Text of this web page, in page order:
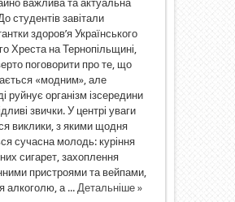
важлива та актуальна
студентів завітали
здоров’я Українського
Хреста на Тернопільщині,
поговорити про те, що
«модним», але
руйнує організм ізсередини
звички. У центрі уваги
виклики, з якими щодня
сучасна молодь: куріння
сигарет, захоплення
пристроями та вейпами,
алкоголю, а ... Детальніше »